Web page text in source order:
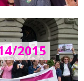
2015